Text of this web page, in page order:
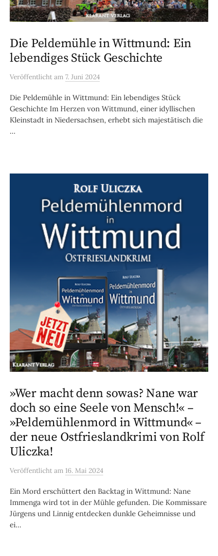
Die Peldemühle in Wittmund: Ein
lebendiges Stück Geschichte
Veröffentlicht am 7. Juni 2024
Die Peldemühle in Wittmund: Ein lebendiges Stück
Geschichte Im Herzen von Wittmund, einer idyllischen
Kleinstadt in Niedersachsen, erhebt sich majestätisch die
...
»Wer macht denn sowas? Nane war
doch so eine Seele von Mensch!« –
»Peldemühlenmord in Wittmund« –
der neue Ostfrieslandkrimi von Rolf
Uliczka!
Veröffentlicht am 16. Mai 2024
Ein Mord erschüttert den Backtag in Wittmund: Nane
Immenga wird tot in der Mühle gefunden. Die Kommissare
Jürgens und Linnig entdecken dunkle Geheimnisse und
ei...